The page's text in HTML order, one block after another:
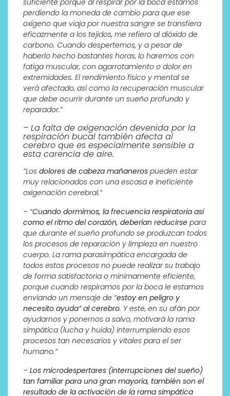
perdiendo la moneda de cambio para que ese
oxígeno que viaja por nuestra sangre se transfiera
eficazmente a los tejidos, me refiero al dióxido de
carbono. Cuando despertemos, y a pesar de
haberlo hecho bastantes horas, lo haremos con
fatiga muscular, con agarrotamiento o dolor en
extremidades. El rendimiento físico y mental se
verá afectado, así como la recuperación muscular
que debe ocurrir durante un sueño profundo y
reparador.”
– La falta de oxigenación devenida por la
respiración bucal también afecta al
cerebro que es especialmente sensible a
esta carencia de aire.
“Los dolores de cabeza mañaneros pueden estar
muy relacionados con una escasa e ineficiente
oxigenación cerebral.”
– “Cuando dormimos, la frecuencia respiratoria así
como el ritmo del corazón, deberían reducirse para
que durante el sueño profundo se produzcan todos
los procesos de reparación y limpieza en nuestro
cuerpo. La rama parasimpática encargada de
todos estos procesos no puede realizar su trabajo
de forma satisfactoria o mínimamente eficiente,
porque cuando respiramos por la boca le estamos
enviando un mensaje de “estoy en peligro y
necesito ayuda” al cerebro. Y este, en su afán por
ayudarnos y ponernos a salvo, motivará la rama
simpática (lucha y huida) interrumpiendo esos
procesos tan necesarios y vitales para el ser
humano.”
– Los microdespertares (interrupciones del sueño)
tan familiar para una gran mayoría, también son el
resultado de la activación de la rama simpática